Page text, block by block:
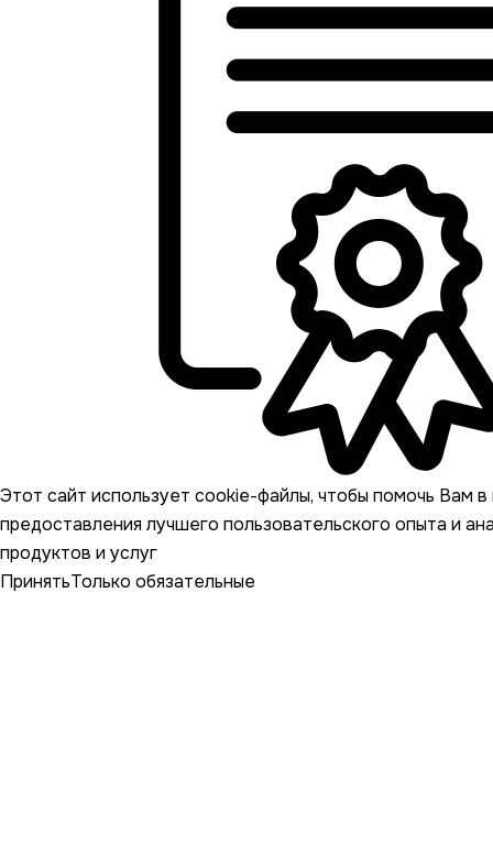
Этот сайт использует cookie-файлы, чтобы помочь Вам в
предоставления лучшего пользовательского опыта и
продуктов и услуг
ПринятьТолько обязательные